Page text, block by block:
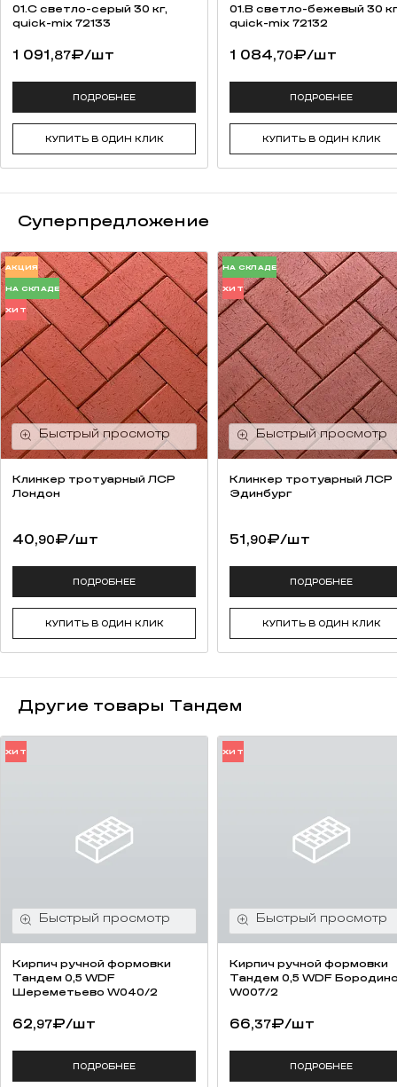
высокая прочность на изгиб;
качественная упаковка (термоусадочная пленка, каждый ряд
потертостей).
заказ (от 50 000 штук);
сохранение традиций русских мастеров.
01.C светло-серый 30 кг,
quick-mix 72133
1 091,87₽/шт
ПОДРОБНЕЕ
КУПИТЬ В ОДИН КЛИК
01.B светло-бежевый 30
quick-mix 72132
1 084,70₽/шт
ПОДРОБНЕЕ
КУПИТЬ В ОДИН КЛИК
Суперпредложение
АКЦИЯ
НА СКЛАДЕ
ХИТ
Клинкер тротуарный ЛСР
Лондон
40,90₽/шт
ПОДРОБНЕЕ
КУПИТЬ В ОДИН КЛИК
НА СКЛАДЕ
ХИТ
Клинкер тротуарный ЛСР
Эдинбург
51,90₽/шт
ПОДРОБНЕЕ
КУПИТЬ В ОДИН КЛИК
Другие товары Тандем
ХИТ
Кирпич ручной формовки
Тандем 0,5 WDF
Шереметьево W040/2
62,97₽/шт
ПОДРОБНЕЕ
ХИТ
Кирпич ручной формовки
Тандем 0,5 WDF
W007/2
66,37₽/шт
ПОДРОБНЕЕ